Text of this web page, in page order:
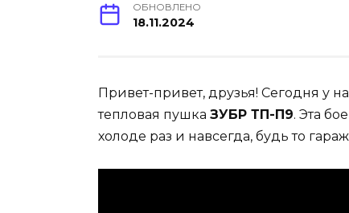
ОБНОВЛЕНО
18.11.2024
Привет-привет, друзья! Сегодня у
тепловая пушка ЗУБР ТП-П9. Эта
холоде раз и навсегда, будь то